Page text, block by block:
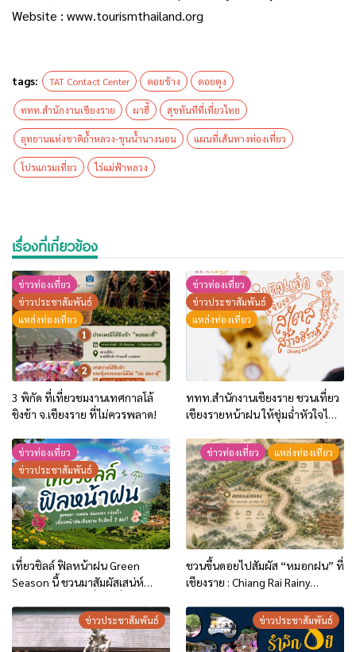
Website : www.tourismthailand.org
tags: TAT Contact Center ดอยช้าง ดอยตุง
ททท.สำนักงานเชียงราย ผาฮี้ สุขทันทีที่เที่ยวไทย
อุทยานแห่งชาติถ้ำหลวง-ขุนน้ำนางนอน แผนที่เส้นทางท่องเที่ยว
โปรแกรมเที่ยว ไร่แม่ฟ้าหลวง
เรื่องที่เกี่ยวข้อง
ข่าวท่องเที่ยว
ข่าวประชาสัมพันธ์
แหล่งท่องเที่ยว
3 พิกัด ที่เที่ยวชมงานเทศกาลโล้
ชิงช้า จ.เชียงราย ที่ไม่ควรพลาด!
ข่าวท่องเที่ยว
ข่าวประชาสัมพันธ์
แหล่งท่องเที่ยว
ททท.สำนักงานเชียงราย ชวนเที่ยว
เชียงรายหน้าฝน ให้ชุ่มฉ่ำหัวใจไป
ให้สนุก เก็บแสตมป์ครบ แล้วรับ
ของที่ระลึกสุดพิเศษ! ทันที
ข่าวท่องเที่ยว
ข่าวประชาสัมพันธ์
เที่ยวชิลล์ ฟิลหน้าฝน Green
Season นี้ ชวนมาสัมผัสเสน่ห์
รับสิทธิพิเศษ 2 ต่อ!!
ข่าวท่องเที่ยว แหล่งท่องเที่ยว
ชวนขึ้นดอยไปสัมผัส “หมอกฝน” ที่
เชียงราย : Chiang Rai Rainy
ข่าวประชาสัมพันธ์ ข่าวประชาสัมพันธ์